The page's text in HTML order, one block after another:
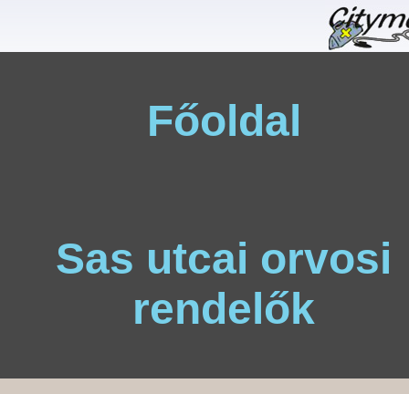
Főoldal
Sas utcai orvosi
rendelők